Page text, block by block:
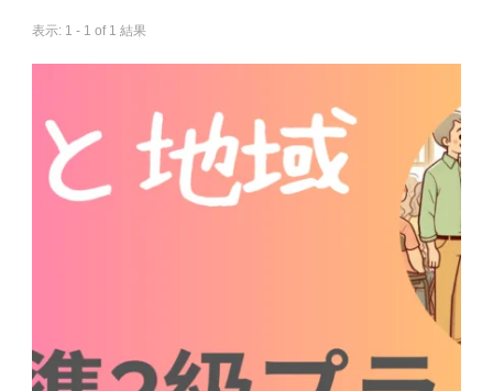
表示: 1 - 1 of 1 結果